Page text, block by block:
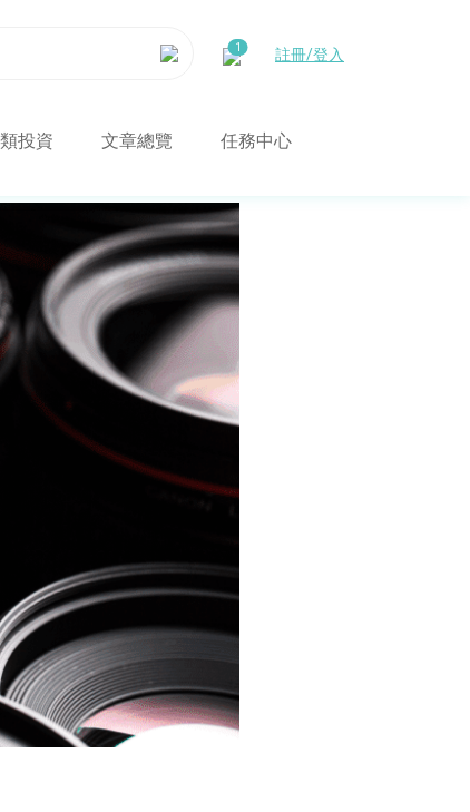
註冊/登入
投資 文章總覽 任務中心